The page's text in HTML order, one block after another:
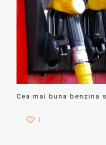
Cea mai buna benzina
1